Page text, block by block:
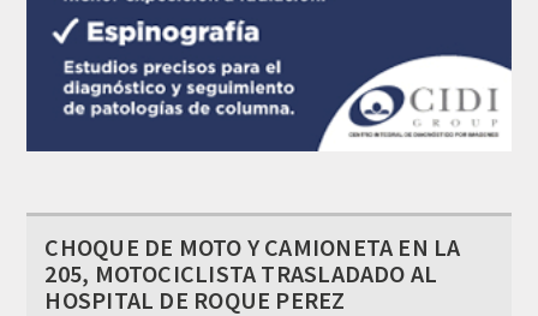
CHOQUE DE MOTO Y CAMIONETA EN LA
205, MOTOCICLISTA TRASLADADO AL
HOSPITAL DE ROQUE PEREZ